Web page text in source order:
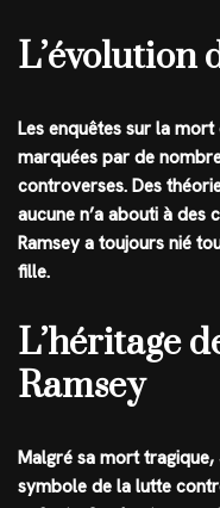
L’évolution
Les enquêtes sur la
marquées par de
controverses. Des
aucune n’a abouti à des
Ramsey a toujours nié
fille.
L’héritage
Ramsey
Malgré sa mort tragique,
symbole de la lutte